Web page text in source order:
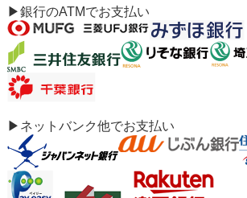
▶銀行のATMでお支払い
▶ネットバンク他でお支払い